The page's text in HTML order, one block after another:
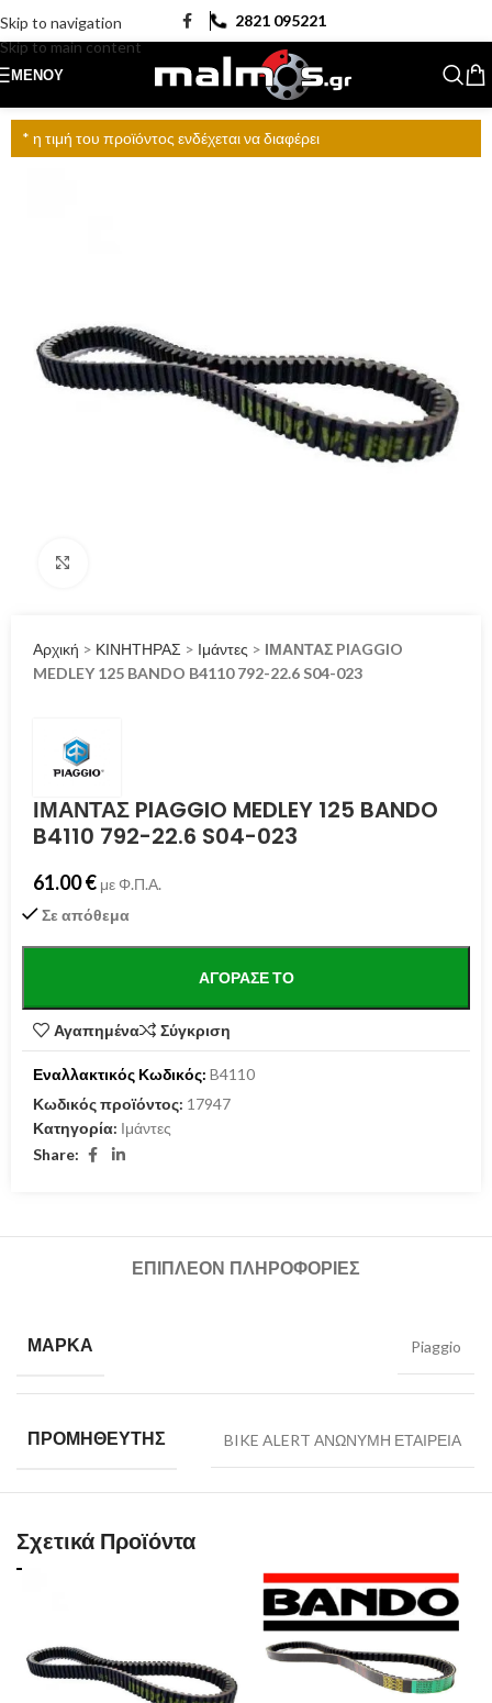
Skip to navigation
Skip to main content
2821 095221
ΜΕΝΟΎ
* η τιμή του προϊόντος ενδέχεται να διαφέρει
Αρχική > ΚΙΝΗΤΗΡΑΣ > Ιμάντες > ΙΜΑΝΤΑΣ PIAGGIO
MEDLEY 125 BANDO B4110 792-22.6 S04-023
ΙΜΑΝΤΑΣ PIAGGIO MEDLEY 125 BANDO
B4110 792-22.6 S04-023
61.00€ με Φ.Π.Α.
Σε απόθεμα
ΑΓΌΡΑΣΕ ΤΟ
Αγαπημένα Σύγκριση
Εναλλακτικός Κωδικός: B4110
Κωδικός προϊόντος: 17947
Κατηγορία: Ιμάντες
Share:
ΕΠΙΠΛΈΟΝ ΠΛΗΡΟΦΟΡΊΕΣ
ΜΆΡΚΑ Piaggio
ΠΡΟΜΗΘΕΥΤΉΣ BIKE ALERT ΑΝΩΝΥΜΗ ΕΤΑΙΡΕΙΑ
Σχετικά Προϊόντα